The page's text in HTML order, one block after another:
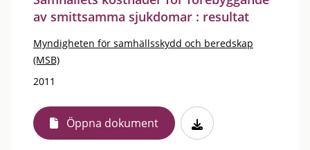
av smittsamma sjukdomar : resultat
Myndigheten för samhällsskydd och beredskap
(MSB)
2011
Öppna dokument